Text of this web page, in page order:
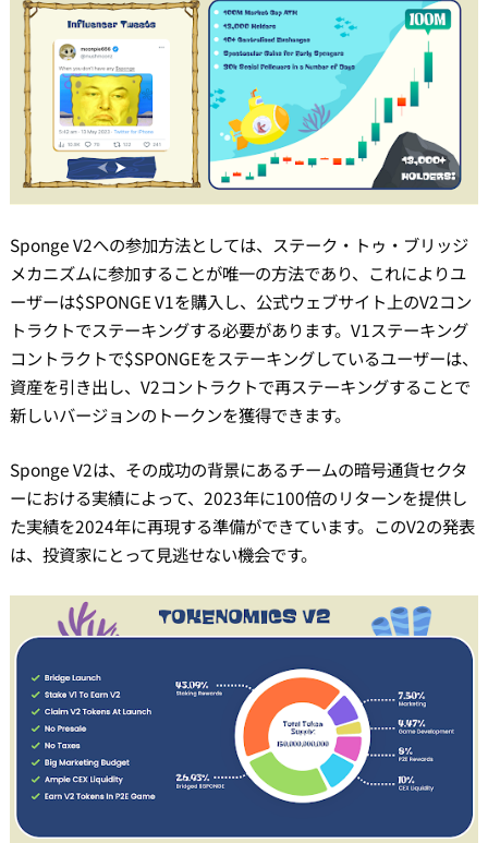
Sponge V2への参加方法としては、ステーク・トゥ・ブリッジ
メカニズムに参加することが唯一の方法であり、これによりユ
ーザーは$SPONGE V1を購入し、公式ウェブサイト上のV2コン
トラクトでステーキングする必要があります。V1ステーキング
コントラクトで$SPONGEをステーキングしているユーザーは、
資産を引き出し、V2コントラクトで再ステーキングすることで
新しいバージョンのトークンを獲得できます。
Sponge V2は、その成功の背景にあるチームの暗号通貨セクタ
ーにおける実績によって、2023年に100倍のリターンを提供し
た実績を2024年に再現する準備ができています。このV2の発表
は、投資家にとって見逃せない機会です。